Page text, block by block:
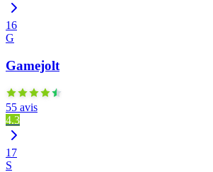
16
G
Gamejolt
55 avis
4.3
17
S